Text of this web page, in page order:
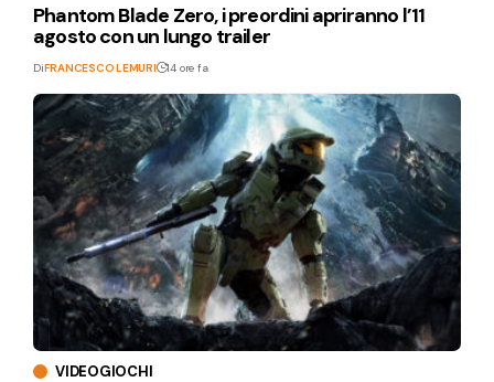
Phantom Blade Zero, i preordini apriranno l’11
agosto con un lungo trailer
DiFRANCESCO LEMURI 14 ore fa
VIDEOGIOCHI